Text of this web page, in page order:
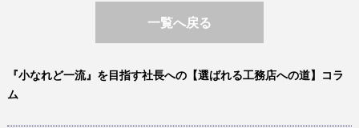
一覧へ戻る
『小なれど一流』を目指す社長への【選ばれる工務店への道】コラ
ム